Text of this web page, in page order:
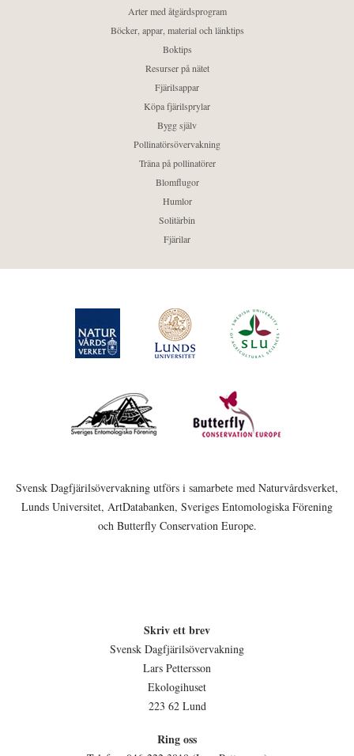
Arter med åtgärdsprogram
Böcker, appar, material och länktips
Boktips
Resurser på nätet
Fjärilsappar
Köpa fjärilsprylar
Bygg själv
Pollinatörsövervakning
Träna på pollinatörer
Blomflugor
Humlor
Solitärbin
Fjärilar
Svensk Dagfjärilsövervakning utförs i samarbete med Naturvårdsverket,
Lunds Universitet, ArtDatabanken, Sveriges Entomologiska Förening
och Butterfly Conservation Europe.
Skriv ett brev
Svensk Dagfjärilsövervakning
Lars Pettersson
Ekologihuset
223 62 Lund
Ring oss